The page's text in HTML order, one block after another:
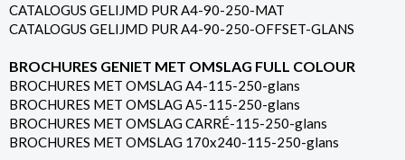
CATALOGUS GELIJMD PUR A4-90-250-MAT
CATALOGUS GELIJMD PUR A4-90-250-OFFSET-GLANS
BROCHURES GENIET MET OMSLAG FULL COLOUR
BROCHURES MET OMSLAG A4-115-250-glans
BROCHURES MET OMSLAG A5-115-250-glans
BROCHURES MET OMSLAG CARRÉ-115-250-glans
BROCHURES MET OMSLAG 170x240-115-250-glans